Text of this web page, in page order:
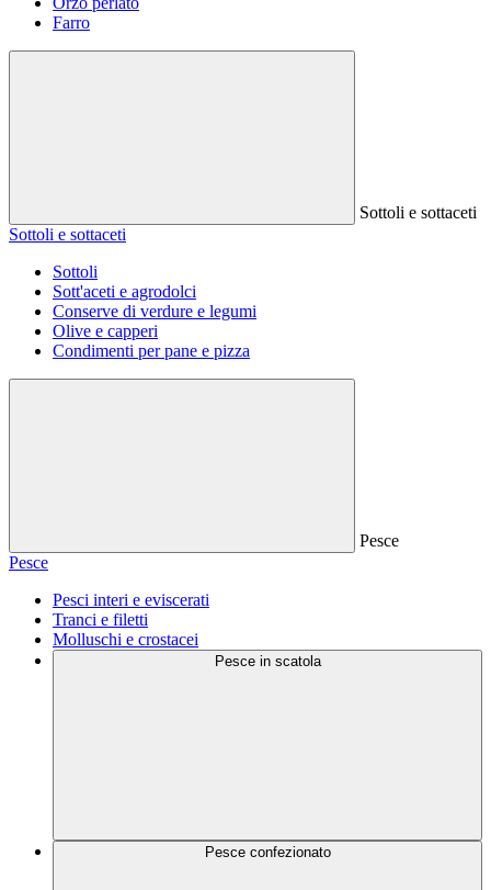
Farro
Sottoli e sottaceti
Sottoli e sottaceti
Sottoli
Sott'aceti e agrodolci
Conserve di verdure e legumi
Olive e capperi
Condimenti per pane e pizza
Pesce
Pesce
Pesci interi e eviscerati
Tranci e filetti
Molluschi e crostacei
Pesce in scatola
Pesce confezionato